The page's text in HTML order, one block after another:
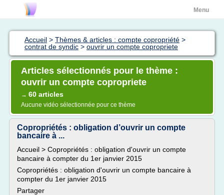
Menu
Accueil > Thèmes & articles : compte copropriété >
contrat de syndic > ouvrir un compte copropriete
Articles sélectionnés pour le thème :
ouvrir un compte copropriete
→ 60 articles
Aucune vidéo sélectionnée pour ce thème
Copropriétés : obligation d’ouvrir un compte
bancaire à ...
Accueil > Copropriétés : obligation d'ouvrir un compte
bancaire à compter du 1er janvier 2015
Copropriétés : obligation d'ouvrir un compte bancaire à
compter du 1er janvier 2015
Partager